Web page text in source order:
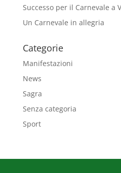
Successo per il Carnevale a
Un Carnevale in allegria
Categorie
Manifestazioni
News
Sagra
Senza categoria
Sport